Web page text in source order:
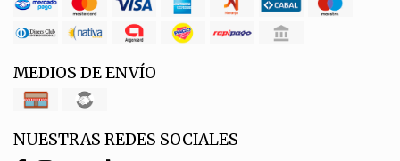
MEDIOS DE ENVÍO
NUESTRAS REDES SOCIALES